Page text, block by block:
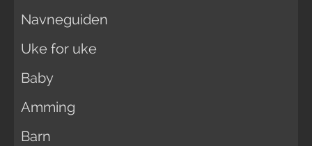
Navneguiden
Uke for uke
Baby
Amming
Barn